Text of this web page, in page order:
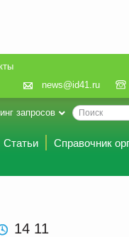
news@id41.ru
запросов
Статьи
Справочник
14 11